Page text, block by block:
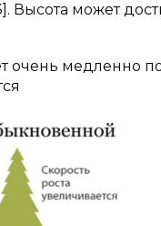
Высота может
очень медленно